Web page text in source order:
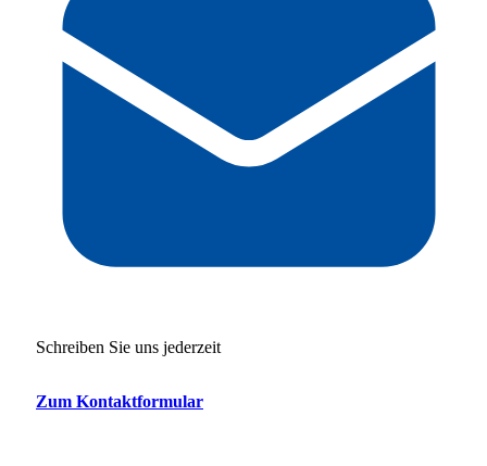
Schreiben Sie uns jederzeit
Zum Kontaktformular